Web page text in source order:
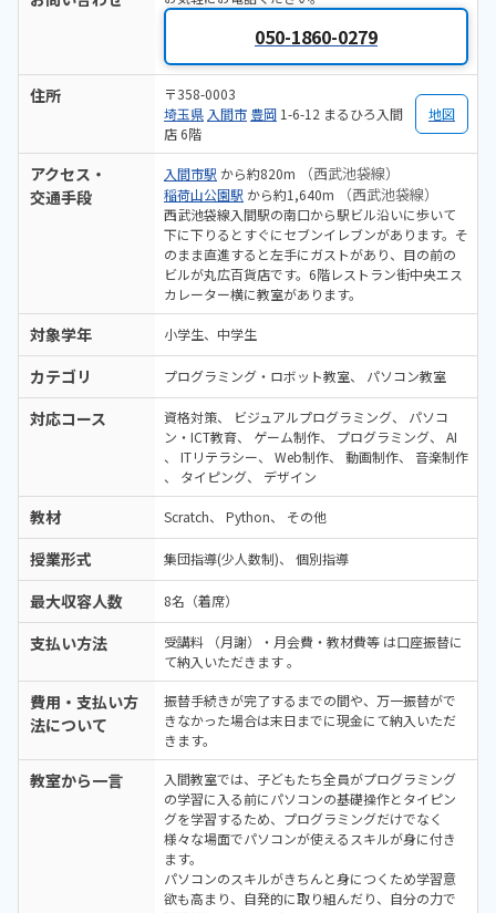
050-1860-0279
住所
〒358-0003
埼玉県 入間市 豊岡 1-6-12 まるひろ入間
店 6階
地図
アクセス・
交通手段
入間市駅 から約820m （西武池袋線）
稲荷山公園駅 から約1,640m （西武池袋線）
西武池袋線入間駅の南口から駅ビル沿いに歩いて
下に下りるとすぐにセブンイレブンがあります。そ
のまま直進すると左手にガストがあり、目の前の
ビルが丸広百貨店です。6階レストラン街中央エス
カレーター横に教室があります。
対象学年 小学生、中学生
カテゴリ プログラミング・ロボット教室 パソコン教室
対応コース 資格対策 ビジュアルプログラミング
パソコ
ン・ICT教育
ゲーム制作 プログラミング
AI
ITリテラシー
Web制作 動画制作
音楽制作
タイピング
デザイン
教材 Scratch Python その他
授業形式 集団指導(少人数制) 個別指導
最大収容人数 8名（着席）
支払い方法
受講料 （月謝）・月会費・教材費等 は口座振替に
て納入いただきます 。
費用・支払い方
法について
振替手続きが完了するまでの間や、万一振替がで
きなかった場合は末日までに現金にて納入いただ
きます。
教室から一言
入間教室では、子どもたち全員がプログラミング
の学習に入る前にパソコンの基礎操作とタイピン
グを学習するため、プログラミングだけでなく
様々な場面でパソコンが使えるスキルが身に付き
ます。
パソコンのスキルがきちんと身につくため学習意
欲も高まり、自発的に取り組んだり、自分の力で